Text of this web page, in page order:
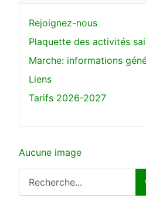
Aucune image
Rejoignez-nous
Plaquette des activités
Marche: informations
Liens
Tarifs 2026-2027